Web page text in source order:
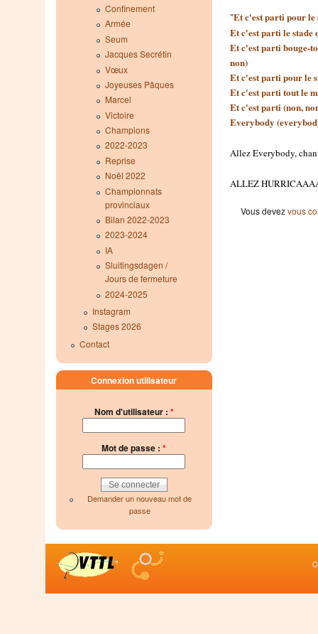
"Et c'est parti pour le
Et c'est parti le stade
Et c'est parti bouge-
non)
Et c'est parti pour le
Et c'est parti tout le
Et c'est parti (non,
Everybody
Allez Everybody,
ALLEZ
Vous devezvous
Confinement
Armée
Seum
Jacques Secrétin
Vœux
Joyeuses Pâques
Marcel
Victoire
Champions
2022-2023
Reprise
Noël 2022
Championnats
provinciaux
Bilan 2022-2023
2023-2024
IA
Sluitingsdagen /
Jours de fermeture
2024-2025
Instagram
Stages 2026
Contact
Connexion utilisateur
Nom d'utilisateur : *
Mot de passe :*
Demander un nouveau mot de
passe